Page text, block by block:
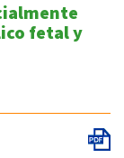
fetal y